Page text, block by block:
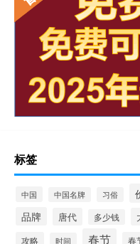
标签
中国 中国名牌 习俗
品牌 唐代 多少钱
攻略 时间 春节 春